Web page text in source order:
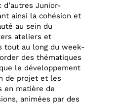
Junior-
ainsi la cohésion et
au sein du
ateliers et
tout au long du week-
des thématiques
le développement
de projet et les
en matière de
animées par des